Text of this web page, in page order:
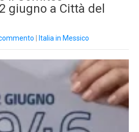
giugno a Città del
Italia in Messico